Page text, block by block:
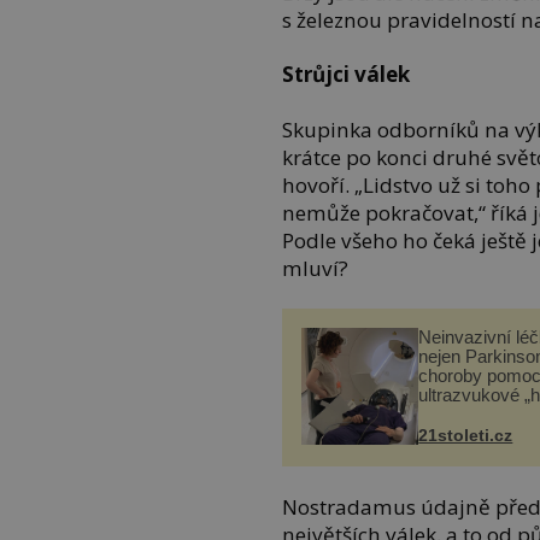
s železnou pravidelností
Strůjci válek
Skupinka odborníků na
krátce po konci druhé
hovoří. „Lidstvo už si
nemůže pokračovat,“ říká
Podle všeho ho čeká
mluví?
Neinvazivní
nejen
choroby
ultrazvukové
21stoleti.cz
Nostradamus údajně
největších válek, a to od